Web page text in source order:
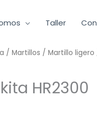
Taller
/Martillos /Martillo ligero
HR2300